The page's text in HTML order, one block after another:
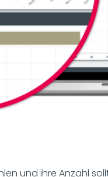
und ihre Anzahl